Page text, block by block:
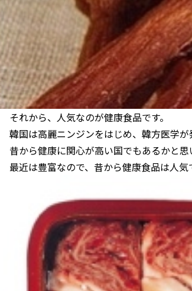
それから、人気なのが健康食品です。
韓国は高麗ニンジンをはじめ、韓方医学
昔から健康に関心が高い国でもあるかと
最近は豊富なので、昔から健康食品は人気